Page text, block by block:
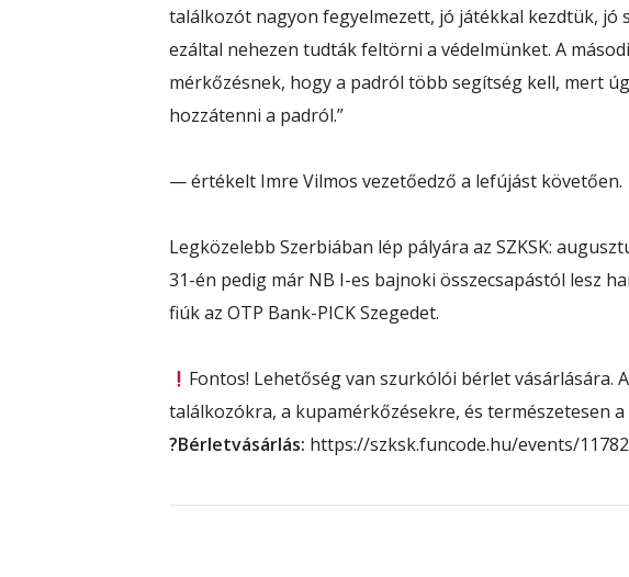
találkozót nagyon fegyelmezett, jó játékkal kezdtük, jó
ezáltal nehezen tudták feltörni a védelmünket. A
mérkőzésnek, hogy a padról több segítség kell, mert
hozzátenni a padról.”
— értékelt Imre Vilmos vezetőedző a lefújást követően.
Legközelebb Szerbiában lép pályára az SZKSK:
31-én pedig már NB I-es bajnoki összecsapástól lesz
fiúk az OTP Bank-PICK Szegedet.
Fontos! Lehetőség van szurkólói bérlet vásárlására.
találkozókra, a kupamérkőzésekre, és természetesen
?Bérletvásárlás: https://szksk.funcode.hu/events/